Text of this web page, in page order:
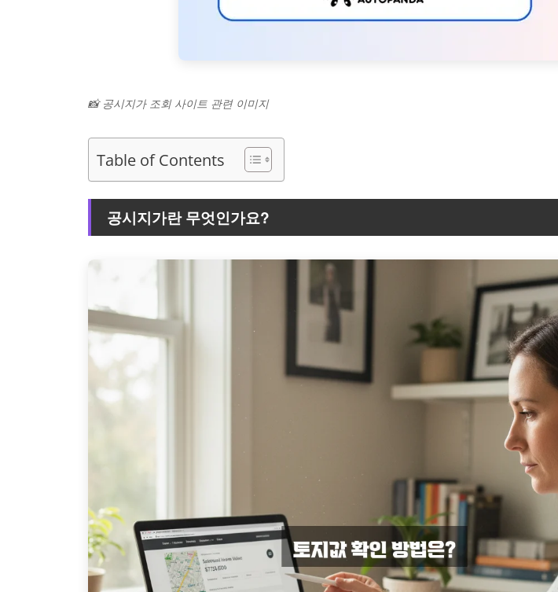
📸 공시지가 조회 사이트 관련 이미지
Table of Contents
공시지가란 무엇인가요?